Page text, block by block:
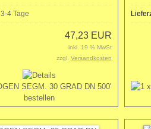
3-4 Tage
47,23 EUR
inkl. 19 % MwSt
zzgl. Versandkosten